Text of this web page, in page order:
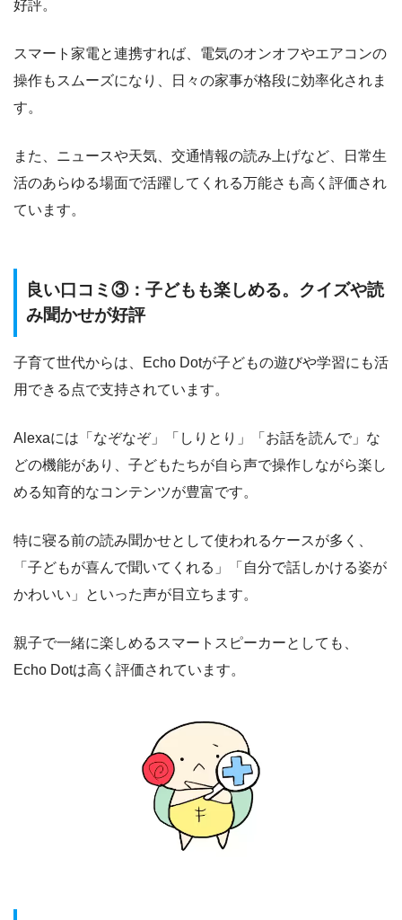
好評。
スマート家電と連携すれば、電気のオンオフやエアコンの
操作もスムーズになり、日々の家事が格段に効率化されま
す。
また、ニュースや天気、交通情報の読み上げなど、日常生
活のあらゆる場面で活躍してくれる万能さも高く評価され
ています。
良い口コミ③：子どもも楽しめる。クイズや読
み聞かせが好評
子育て世代からは、Echo Dotが子どもの遊びや学習にも活
用できる点で支持されています。
Alexaには「なぞなぞ」「しりとり」「お話を読んで」な
どの機能があり、子どもたちが自ら声で操作しながら楽し
める知育的なコンテンツが豊富です。
特に寝る前の読み聞かせとして使われるケースが多く、
「子どもが喜んで聞いてくれる」「自分で話しかける姿が
かわいい」といった声が目立ちます。
親子で一緒に楽しめるスマートスピーカーとしても、
Echo Dotは高く評価されています。